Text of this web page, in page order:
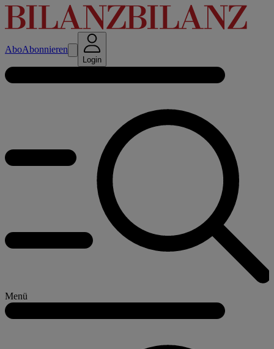
AboAbonnieren
Login
Menü